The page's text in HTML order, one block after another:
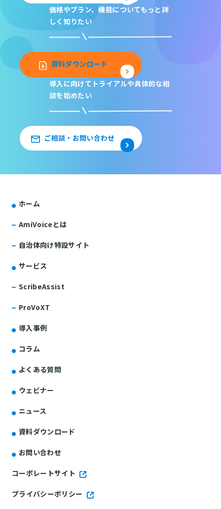
価格やプラン、機能についてもっと詳
しく知りたい
資料ダウンロード
導入に向けてトライアルや具体的な相
談を始めたい
ご相談・お問い合わせ
ホーム
AmiVoiceとは
自治体向け特設サイト
サービス
ScribeAssist
ProVoXT
導入事例
コラム
よくある質問
ウェビナー
ニュース
資料ダウンロード
お問い合わせ
コーポレートサイト
プライバシーポリシー